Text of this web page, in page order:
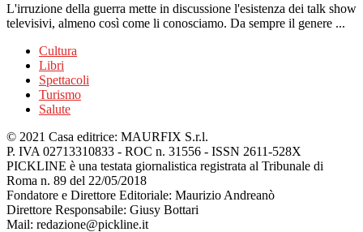
L'irruzione della guerra mette in discussione l'esistenza dei talk show
televisivi, almeno così come li conosciamo. Da sempre il genere ...
Cultura
Libri
Spettacoli
Turismo
Salute
© 2021 Casa editrice: MAURFIX S.r.l.
P. IVA 02713310833 - ROC n. 31556 - ISSN 2611-528X
PICKLINE è una testata giornalistica registrata al Tribunale di
Roma n. 89 del 22/05/2018
Fondatore e Direttore Editoriale: Maurizio Andreanò
Direttore Responsabile: Giusy Bottari
Mail: redazione@pickline.it